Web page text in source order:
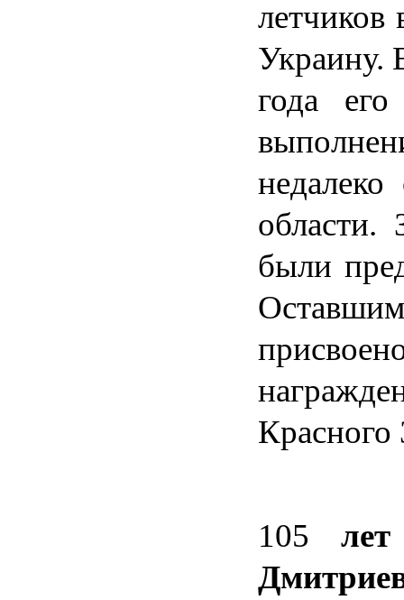
летчиков
Украину.
года
области.
были
105 лет